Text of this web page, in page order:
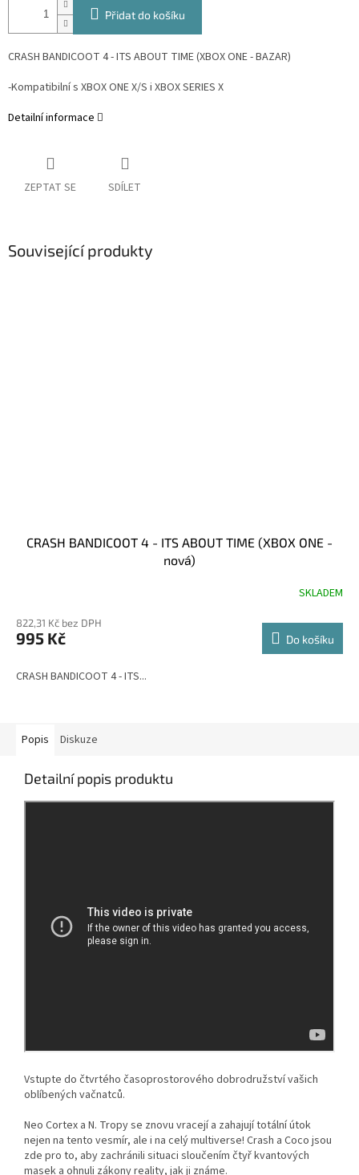
Přidat do košíku
CRASH BANDICOOT 4 - ITS ABOUT TIME (XBOX ONE - BAZAR)
-Kompatibilní s XBOX ONE X/S i XBOX SERIES X
Detailní informace
ZEPTAT SE SDÍLET
Související produkty
CRASH BANDICOOT 4 - ITS ABOUT TIME (XBOX ONE -
nová)
SKLADEM
822,31 Kč bez DPH
995 Kč Do košíku
CRASH BANDICOOT 4 - ITS...
Popis Diskuze
Detailní popis produktu
Vstupte do čtvrtého časoprostorového dobrodružství vašich
oblíbených vačnatců.
Neo Cortex a N. Tropy se znovu vracejí a zahajují totální útok
nejen na tento vesmír, ale i na celý multiverse! Crash a Coco jsou
zde pro to, aby zachránili situaci sloučením čtyř kvantových
masek a ohnuli zákony reality, jak ji známe.